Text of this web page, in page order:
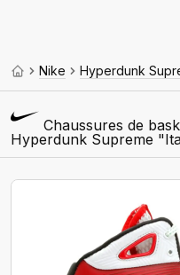
Nike Hyperdunk
Chaussures de
Hyperdunk Supreme